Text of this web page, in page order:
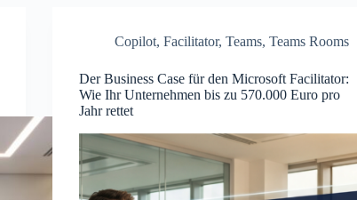
Copilot,Facilitator,Teams,Teams Rooms
Der Business Case für den Microsoft Facilitator:
Wie Ihr Unternehmen bis zu 570.000 Euro pro
Jahr rettet